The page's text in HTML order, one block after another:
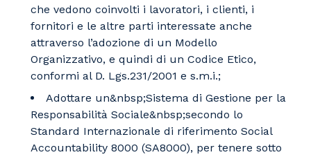
che vedono coinvolti i lavoratori, i clienti, i
fornitori e le altre parti interessate anche
attraverso l’adozione di un Modello
Organizzativo, e quindi di un Codice Etico,
conformi al D. Lgs.231/2001 e s.m.i.;
Adottare un&nbsp;Sistema di Gestione per la
Responsabilità Sociale&nbsp;secondo lo
Standard Internazionale di riferimento Social
Accountability 8000 (SA8000), per tenere sotto